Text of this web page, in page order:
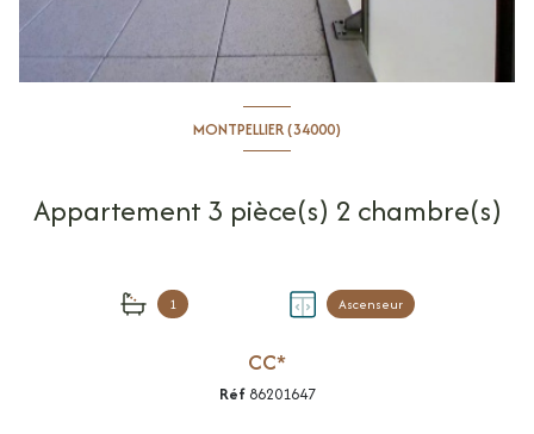
MONTPELLIER (34000)
Appartement 3 pièce(s) 2 chambre(s)
1 Ascenseur
CC*
Réf 86201647